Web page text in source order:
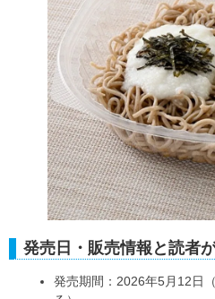
発売日・販売情報と読者
発売期間：2026年5月12日